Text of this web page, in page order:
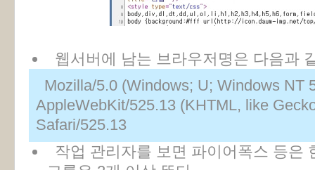
웹서버에 남는 브라우저명은 다음과
Mozilla/5.0 (Windows; U; Windows NT
AppleWebKit/525.13 (KHTML, like
Safari/525.13
작업 관리자를 보면 파이어폭스 등은